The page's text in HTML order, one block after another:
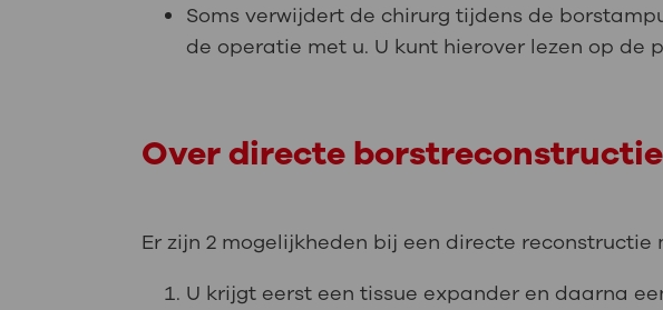
Soms verwijdert de chirurg tijdens de
de operatie met u. U kunt hierover lezen op de
Over directe borstreconstructie
Er zijn 2 mogelijkheden bij een directe reconstructie
U krijgt eerst een tissue expander en daarna